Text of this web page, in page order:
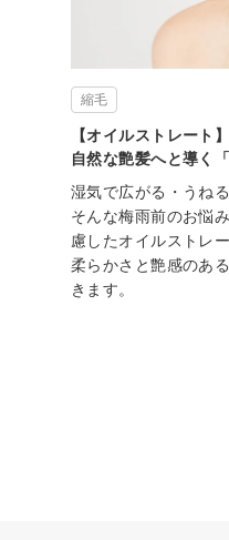
縮毛
【オイルストレート
自然な艶髪へと導く
湿気で広がる・うね
そんな梅雨前のお悩
慮したオイルストレ
柔らかさと艶感のあ
きます。